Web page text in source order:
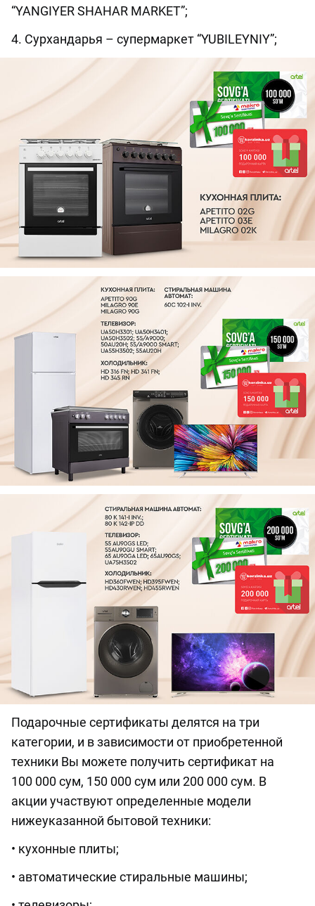
“YANGIYER SHAHAR MARKET”;
4. Сурхандарья – супермаркет “YUBILEYNIY”;
Подарочные сертификаты делятся на три
категории, и в зависимости от приобретенной
техники Вы можете получить сертификат на
100 000 сум, 150 000 сум или 200 000 сум. В
акции участвуют определенные модели
нижеуказанной бытовой техники:
• кухонные плиты;
• автоматические стиральные машины;